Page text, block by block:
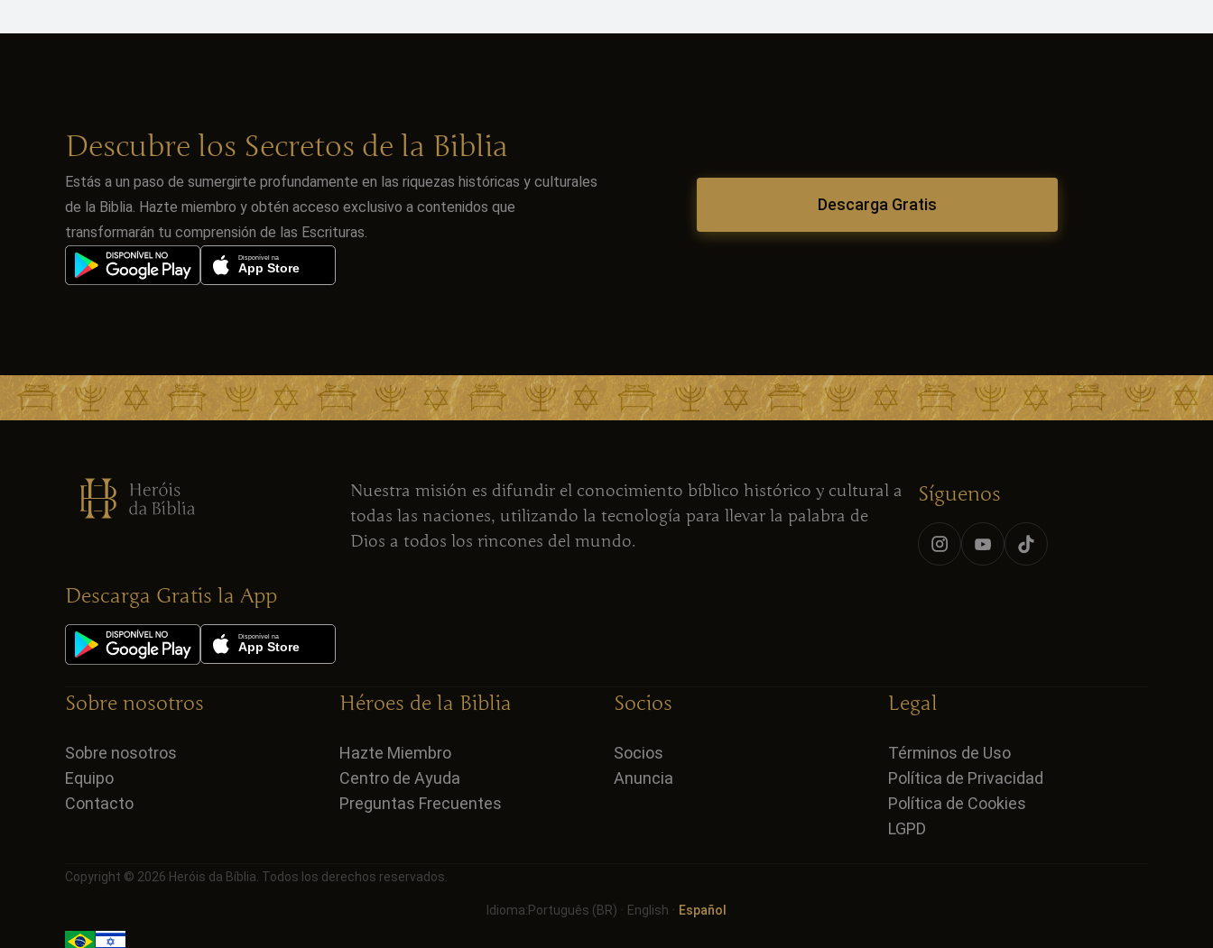
Descubre los Secretos de la Biblia
Estás a un paso de sumergirte profundamente en las riquezas históricas y culturales
de la Biblia. Hazte miembro y obtén acceso exclusivo a contenidos que
transformarán tu comprensión de las Escrituras.
Descarga Gratis
Nuestra misión es difundir el conocimiento bíblico histórico y cultural a
todas las naciones, utilizando la tecnología para llevar la palabra de
Dios a todos los rincones del mundo.
Síguenos
Descarga Gratis la App
Sobre nosotros
Sobre nosotros
Equipo
Contacto
Héroes de la Biblia
Hazte Miembro
Centro de Ayuda
Preguntas Frecuentes
Socios
Socios
Anuncia
Legal
Términos de Uso
Política de Privacidad
Política de Cookies
LGPD
Copyright © 2026 Heróis da Bíblia. Todos los derechos reservados.
Idioma:Português (BR) · English · Español